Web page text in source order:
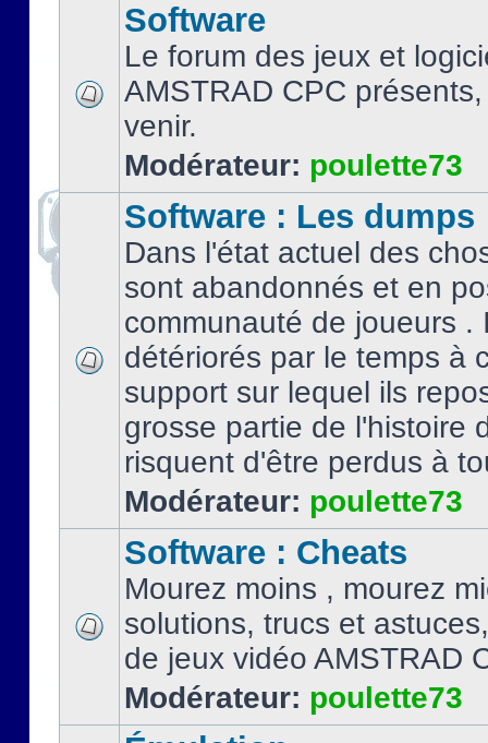
Software
Le forum des jeux et
AMSTRAD CPC
venir.
Modérateur: poulette73
Software : Les dumps
Dans l'état actuel des
sont abandonnés et en
communauté de joueurs .
détériorés par le temps à
support sur lequel ils
grosse partie de l'histoire
risquent d'être perdus à
Modérateur: poulette73
Software : Cheats
Mourez moins , mourez
solutions, trucs et
de jeux vidéo AMSTRAD
Modérateur: poulette73